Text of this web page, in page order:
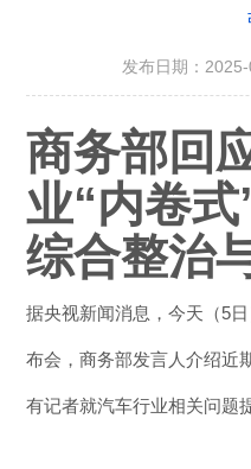
发布日期：
商务部回
业“内卷
综合整治
据央视新闻消息，今天（5
布会，商务部发言人介绍近
有记者就汽车行业相关问题